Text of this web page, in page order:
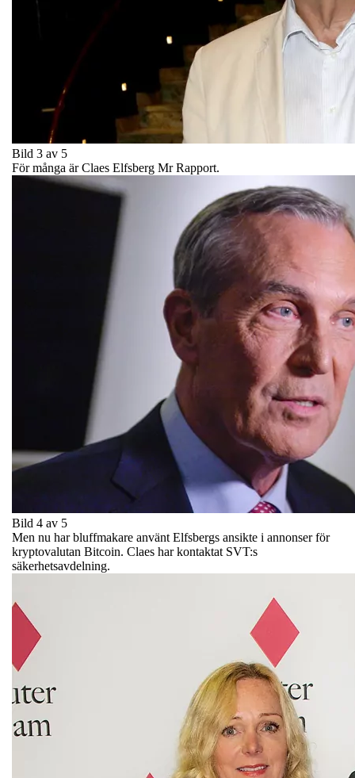
Bild 3 av 5
För många är Claes Elfsberg Mr Rapport.
Bild 4 av 5
Men nu har bluffmakare använt Elfsbergs ansikte i annonser för
kryptovalutan Bitcoin. Claes har kontaktat SVT:s
säkerhetsavdelning.